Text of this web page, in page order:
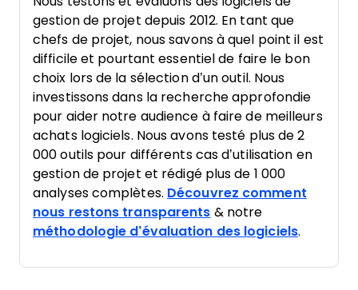
gestion de projet depuis 2012. En tant que
chefs de projet, nous savons à quel point il est
difficile et pourtant essentiel de faire le bon
choix lors de la sélection d’un outil. Nous
investissons dans la recherche approfondie
pour aider notre audience à faire de meilleurs
achats logiciels. Nous avons testé plus de 2
000 outils pour différents cas d’utilisation en
gestion de projet et rédigé plus de 1 000
analyses complètes. Découvrez comment
nous restons transparents & notre
méthodologie d’évaluation des logiciels.